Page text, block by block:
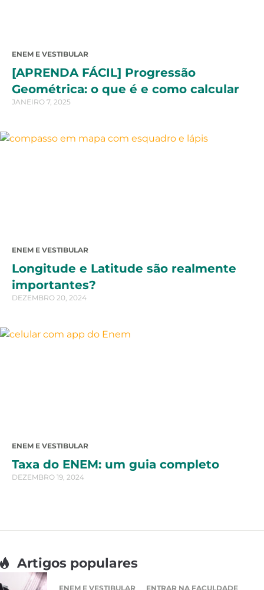
ENEM E VESTIBULAR
[APRENDA FÁCIL] Progressão
Geométrica: o que é e como calcular
JANEIRO 7, 2025
ENEM E VESTIBULAR
Longitude e Latitude são realmente
importantes?
DEZEMBRO 20, 2024
ENEM E VESTIBULAR
Taxa do ENEM: um guia completo
DEZEMBRO 19, 2024
Artigos populares
ENEM E VESTIBULAR ENTRAR NA FACULDADE